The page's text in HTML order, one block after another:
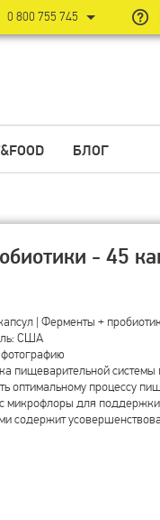
БЛОГ
- 45
| Ферменты +
США
пищеварительной
оптимальному процессу
микрофлоры для
содержит
0 800 755 745